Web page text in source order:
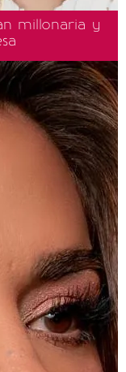
millonaria y